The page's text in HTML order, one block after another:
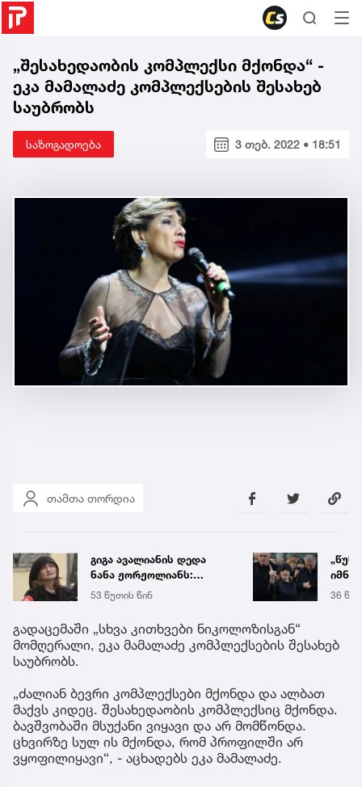
„შესახედაობის კომპლექსი მქონდა“ -
ეკა მამალაძე კომპლექსების შესახებ
საუბრობს
საზოგადოება 3 თებ. 2022 • 18:51
თამთა თორდია
„წუხელ დაიჭირეს ნია
იმნაძე და ანასტასია
ბერუაშვილი! თეთრად
გავათენე, მაგრამ
ფეისბუკში ვერ შევედი...“
- რას წერს ეკა კუპატაძე
36 წუთის წინ 5 აგვ
გადაცემაში „სხვა კითხვები ნიკოლოზისგან“
მომღერალი, ეკა მამალაძე კომპლექსების შესახებ
საუბრობს.
„ძალიან ბევრი კომპლექსები მქონდა და ალბათ
მაქვს კიდეც. შესახედაობის კომპლექსიც მქონდა.
ბავშვობაში მსუქანი ვიყავი და არ მომწონდა.
ცხვირზე სულ ის მქონდა, რომ პროფილში არ
ვყოფილიყავი“, - აცხადებს ეკა მამალაძე.